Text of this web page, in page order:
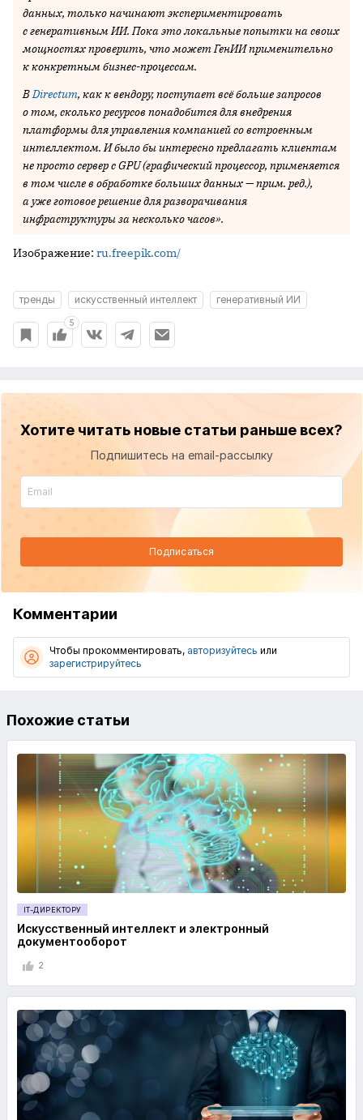
данных, только начинают экспериментировать
с генеративным ИИ. Пока это локальные попытки на своих
мощностях проверить, что может ГенИИ применительно
к конкретным бизнес-процессам.
В Directum, как к вендору, поступает всё больше запросов
о том, сколько ресурсов понадобится для внедрения
платформы для управления компанией со встроенным
интеллектом. И было бы интересно предлагать клиентам
не просто сервер с GPU (графический процессор, применяется
в том числе в обработке больших данных — прим. ред.),
а уже готовое решение для разворачивания
инфраструктуры за несколько часов».
Изображение: ru.freepik.com/
тренды искусственный интеллект генеративный ИИ
5
Хотите читать новые статьи раньше всех?
Подпишитесь на email-рассылку
Подписаться
Комментарии
Чтобы прокомментировать, авторизуйтесь или
зарегистрируйтесь
Похожие статьи
IT-ДИРЕКТОРУ
Искусственный интеллект и электронный
документооборот
2